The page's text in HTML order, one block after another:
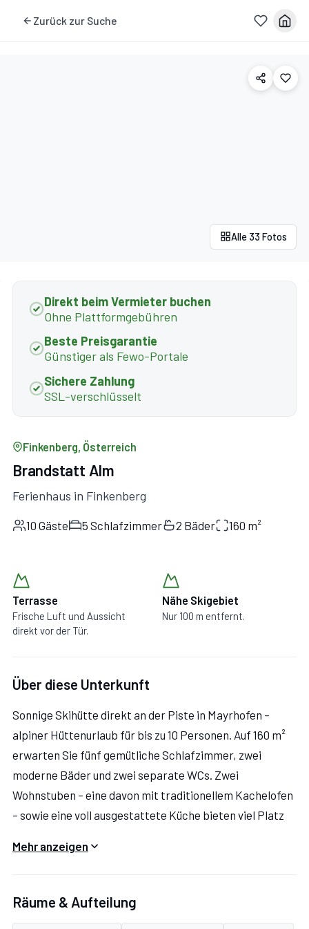
Zurück zur Suche
Alle 33 Fotos
Direkt beim Vermieter buchen
Ohne Plattformgebühren
Beste Preisgarantie
Günstiger als Fewo-Portale
Sichere Zahlung
SSL-verschlüsselt
Finkenberg, Österreich
Brandstatt Alm
Ferienhaus in Finkenberg
10 Gäste 5 Schlafzimmer 2 Bäder 160 m²
Terrasse
Frische Luft und Aussicht
direkt vor der Tür.
Nähe Skigebiet
Nur 100 m entfernt.
Über diese Unterkunft
Sonnige Skihütte direkt an der Piste in Mayrhofen –
alpiner Hüttenurlaub für bis zu 10 Personen. Auf 160 m²
erwarten Sie fünf gemütliche Schlafzimmer, zwei
moderne Bäder und zwei separate WCs. Zwei
Wohnstuben – eine davon mit traditionellem Kachelofen
– sowie eine voll ausgestattete Küche bieten viel Platz
großen Sonnenterrasse mit Liegestühlen und genießen
Skigebiets. Perfekt für Familien und Gruppen, die
Mehr anzeigen
Räume & Aufteilung